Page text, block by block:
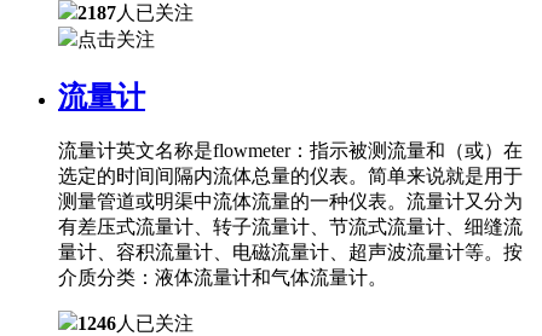
2187人已关注
点击关注
流量计
流量计英文名称是flowmeter：指示被测流量和（或）在
选定的时间间隔内流体总量的仪表。简单来说就是用于
测量管道或明渠中流体流量的一种仪表。流量计又分为
有差压式流量计、转子流量计、节流式流量计、细缝流
量计、容积流量计、电磁流量计、超声波流量计等。按
介质分类：液体流量计和气体流量计。
1246人已关注